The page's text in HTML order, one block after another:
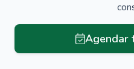
Agendar